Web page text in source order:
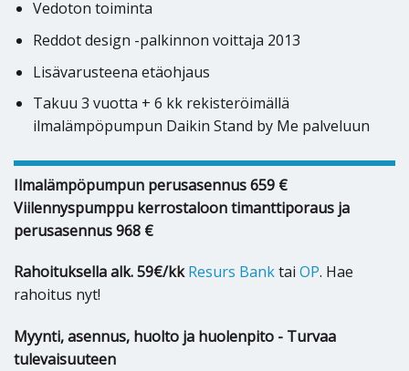
Vedoton toiminta
Reddot design -palkinnon voittaja 2013
Lisävarusteena etäohjaus
Takuu 3 vuotta + 6 kk rekisteröimällä
ilmalämpöpumpun Daikin Stand by Me palveluun
Ilmalämpöpumpun perusasennus 659 €
Viilennyspumppu kerrostaloon timanttiporaus ja
perusasennus 968 €
Rahoituksella alk. 59€/kk Resurs Banktai OP. Hae
rahoitus nyt!
Myynti, asennus, huolto ja huolenpito - Turvaa
tulevaisuuteen